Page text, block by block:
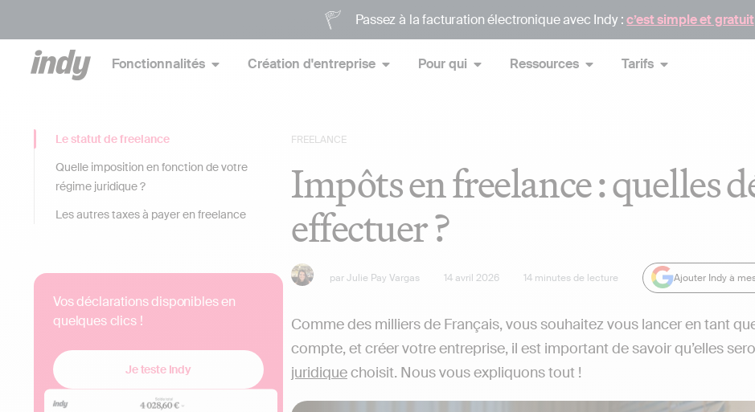
Passez à la facturation électronique avec Indy :c’est simple et gratuit
Fonctionnalités Création d'entreprise Pour qui Ressources Tarifs
FREELANCE
Impôts en freelance : quelles
effectuer ?
parJulie Pay Vargas 14 avril 2026 14 minutes de lecture Ajouter Indy à
Comme des milliers de Français, vous souhaitez vous lancer en tant
compte, et créer votre entreprise, il est important de savoir qu’elles
juridiquechoisit. Nous vous expliquons tout !
Le statut de freelance
Quelle imposition en fonction de votre
régime juridique ?
Les autres taxes à payer en freelance
Vos déclarations disponibles en
quelques clics !
Je teste Indy